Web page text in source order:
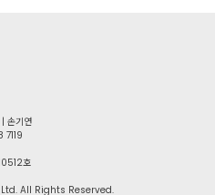
손기연
호
All Rights Reserved.